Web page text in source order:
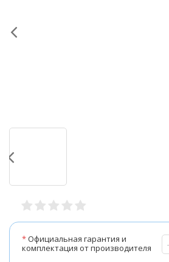
*Официальная гарантия и
комплектация от производителя
-